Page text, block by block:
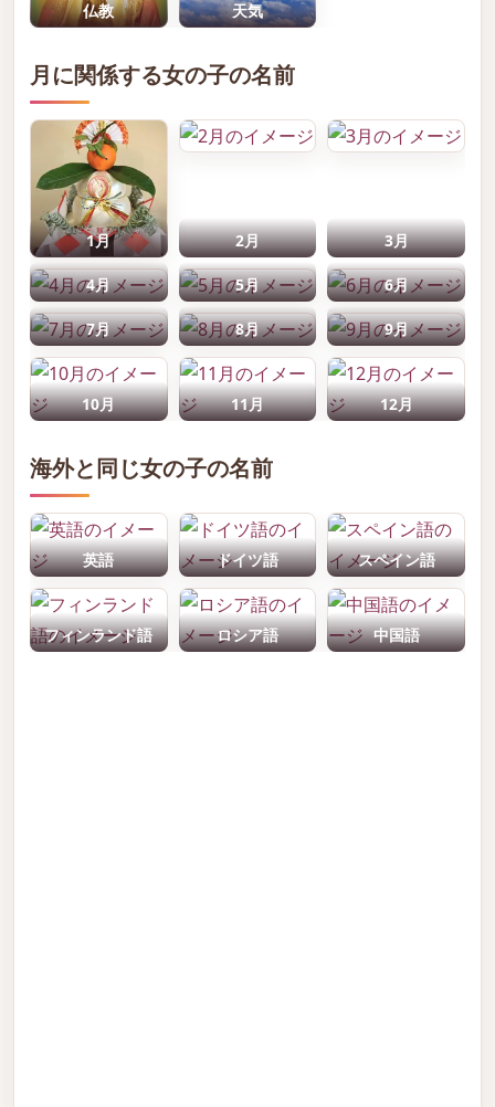
仏教 天気
月に関係する女の子の名前
1月 2月 3月
4月 5月 6月
7月 8月 9月
10月 11月 12月
海外と同じ女の子の名前
英語 ドイツ語 スペイン語
フィンランド語 ロシア語 中国語